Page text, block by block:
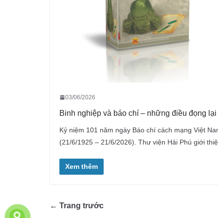
03/06/2026
Binh nghiệp và báo chí – những điều đọng lại
Kỷ niệm 101 năm ngày Báo chí cách mạng Việt
(21/6/1925 – 21/6/2026). Thư viện Hải Phú giới
Xem thêm
← Trang trước